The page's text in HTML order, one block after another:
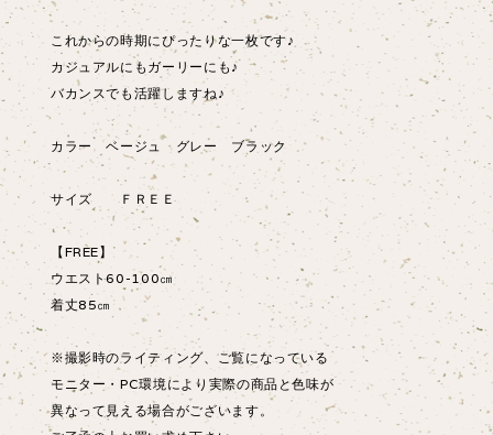
これからの時期にぴったりな一枚です♪
カジュアルにもガーリーにも♪
バカンスでも活躍しますね♪
カラー ベージュ グレー ブラック
サイズ ＦＲＥＥ
【FREE】
ウエスト60-100㎝
着丈85㎝
※撮影時のライティング、ご覧になっている
モニター・PC環境により実際の商品と色味が
異なって見える場合がございます。